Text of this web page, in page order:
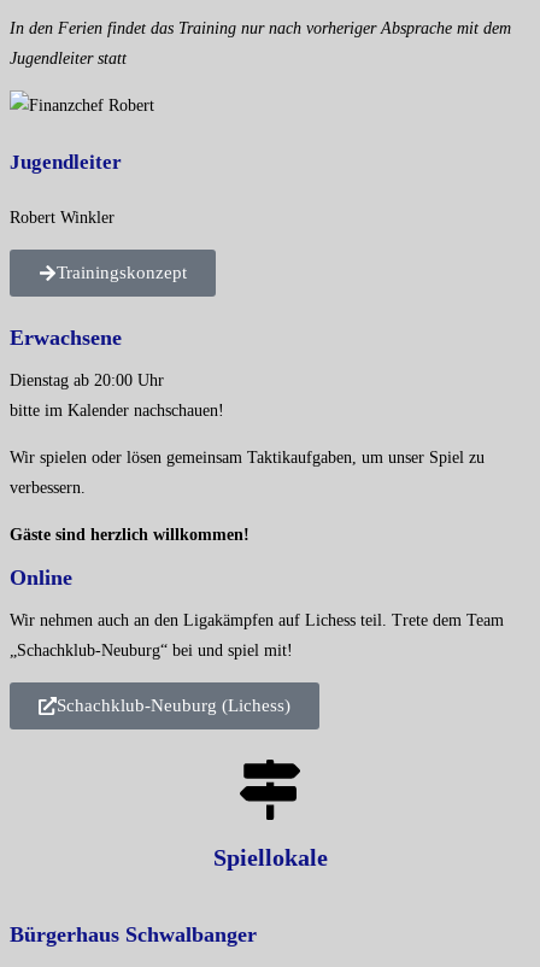
In den Ferien findet das Training nur nach vorheriger Absprache mit dem
Jugendleiter statt
Jugendleiter
Robert Winkler
Trainingskonzept
Erwachsene
Dienstag ab 20:00 Uhr
bitte im Kalender nachschauen!
Wir spielen oder lösen gemeinsam Taktikaufgaben, um unser Spiel zu
verbessern.
Gäste sind herzlich willkommen!
Online
Wir nehmen auch an den Ligakämpfen auf Lichess teil. Trete dem Team
„Schachklub-Neuburg“ bei und spiel mit!
Schachklub-Neuburg (Lichess)
Spiellokale
Bürgerhaus Schwalbanger